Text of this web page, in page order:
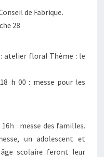
de Fabrique.
28
: atelier floral Thème : le
h 00 : messe pour les
: messe des familles.
un adolescent et
scolaire feront leur